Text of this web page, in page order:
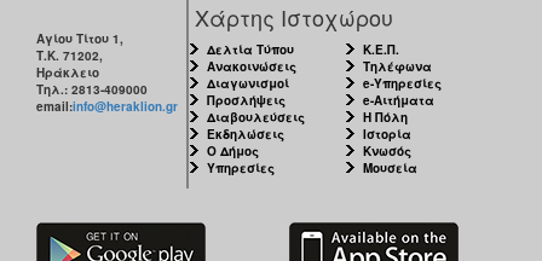
Αγίου Τίτου 1,
Τ.Κ. 71202,
Ηράκλειο
Τηλ.: 2813-409000
email:info@heraklion.gr
Χάρτης Ιστοχώρου
Δελτία Τύπου
Ανακοινώσεις
Διαγωνισμοί
Προσλήψεις
Διαβουλεύσεις
Εκδηλώσεις
Ο Δήμος
Υπηρεσίες
Κ.Ε.Π.
Τηλέφωνα
e-Υπηρεσίες
e-Αιτήματα
Η Πόλη
Ιστορία
Κνωσός
Μουσεία